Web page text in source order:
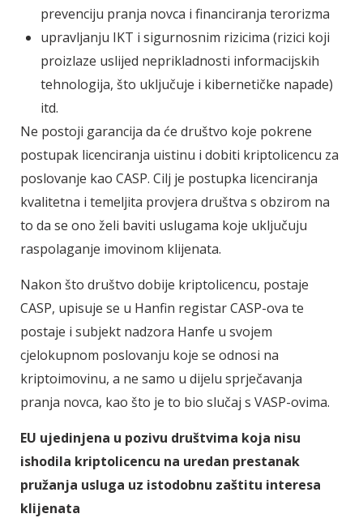
prevenciju pranja novca i financiranja terorizma
upravljanju IKT i sigurnosnim rizicima (rizici koji
proizlaze uslijed neprikladnosti informacijskih
tehnologija, što uključuje i kibernetičke napade)
itd.
Ne postoji garancija da će društvo koje pokrene
postupak licenciranja uistinu i dobiti kriptolicencu za
poslovanje kao CASP. Cilj je postupka licenciranja
kvalitetna i temeljita provjera društva s obzirom na
to da se ono želi baviti uslugama koje uključuju
raspolaganje imovinom klijenata.
Nakon što društvo dobije kriptolicencu, postaje
CASP, upisuje se u Hanfin registar CASP-ova te
postaje i subjekt nadzora Hanfe u svojem
cjelokupnom poslovanju koje se odnosi na
kriptoimovinu, a ne samo u dijelu sprječavanja
pranja novca, kao što je to bio slučaj s VASP-ovima.
EU ujedinjena u pozivu društvima koja nisu
ishodila kriptolicencu na uredan prestanak
pružanja usluga uz istodobnu zaštitu interesa
klijenata